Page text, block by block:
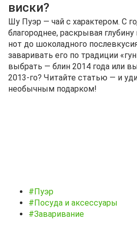
виски?
Шу Пуэр — чай с характером. С
благороднее, раскрывая
нот до шоколадного
заваривать его по традиции
выбрать — блин 2014 года или
2013‑го? Читайте статью — и
необычным подарком!
#Пуэр
#Посуда и аксессуары
#Заваривание